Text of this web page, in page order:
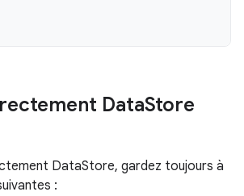
DataStore
DataStore, gardez toujours à
: